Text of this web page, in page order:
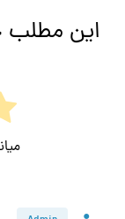
این مطلب